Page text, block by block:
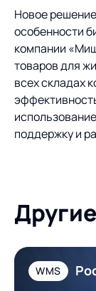
Новое
особенности
компании
товаров для
всех складах
поддержку и
WMS